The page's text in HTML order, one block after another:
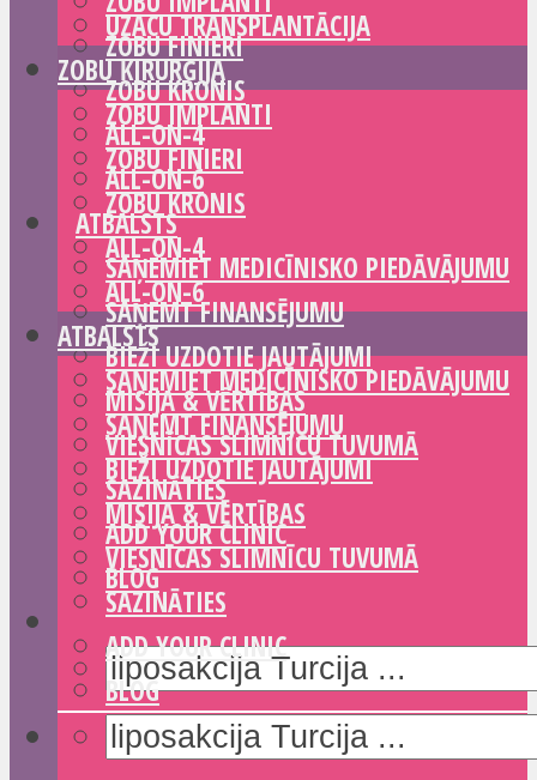
ZOBU FINIERI
ZOBU KRONIS
ALL-ON-4
ALL-ON-6
ATBALSTS
SAŅEMIET MEDICĪNISKO PIEDĀVĀJUMU
SAŅEMT FINANSĒJUMU
BIEŽI UZDOTIE JAUTĀJUMI
MISIJA & VĒRTĪBAS
VIESNĪCAS SLIMNĪCU TUVUMĀ
SAZINĀTIES
ADD YOUR CLINIC
BLOG
UZACU TRANSPLANTĀCIJA
ZOBU ĶIRURĢIJA
ZOBU IMPLANTI
ZOBU FINIERI
ZOBU KRONIS
ALL-ON-4
ALL-ON-6
ATBALSTS
SAŅEMIET MEDICĪNISKO PIEDĀVĀJUMU
SAŅEMT FINANSĒJUMU
BIEŽI UZDOTIE JAUTĀJUMI
MISIJA & VĒRTĪBAS
VIESNĪCAS SLIMNĪCU TUVUMĀ
SAZINĀTIES
ADD YOUR CLINIC
BLOG